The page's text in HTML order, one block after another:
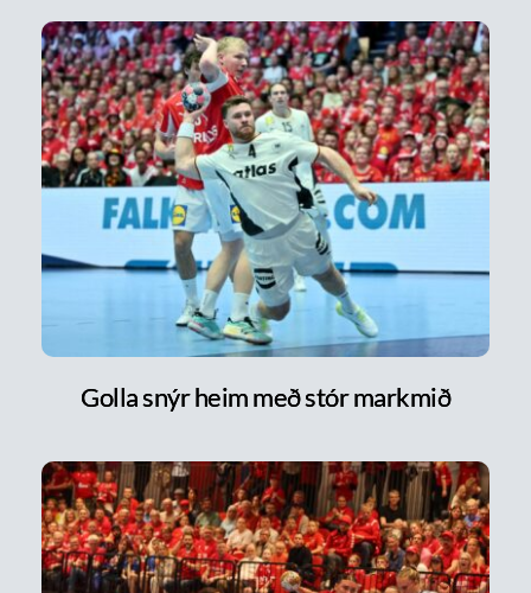
Golla snýr heim með stór markmið